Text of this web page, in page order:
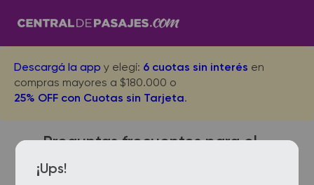
Descargá la app y elegí: 6 cuotas sin interés en
compras mayores a $180.000 o
25% OFF con Cuotas sin Tarjeta.
¡Ups!
Preguntas frecuentes para el
viaje desde Mar del Plata a La
Ensenada